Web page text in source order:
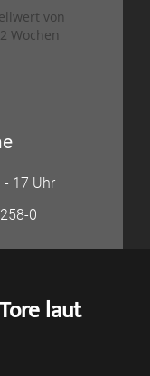
von
Wochen
- 17 Uhr
0
laut